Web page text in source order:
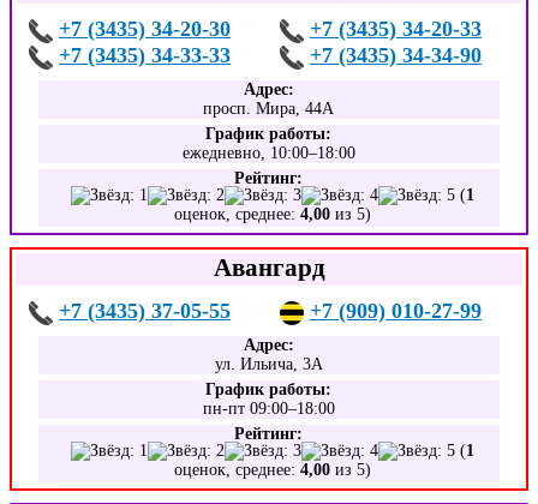
+7 (3435) 34-20-30
+7 (3435) 34-20-33
+7 (3435) 34-33-33
+7 (3435) 34-34-90
Адрес:
просп. Мира, 44А
График работы:
ежедневно, 10:00–18:00
Рейтинг:
(1
оценок, среднее:4,00 из 5)
Авангард
+7 (3435) 37-05-55 +7 (909) 010-27-99
Адрес:
ул. Ильича, 3А
График работы:
пн-пт 09:00–18:00
Рейтинг:
(1
оценок, среднее:4,00 из 5)